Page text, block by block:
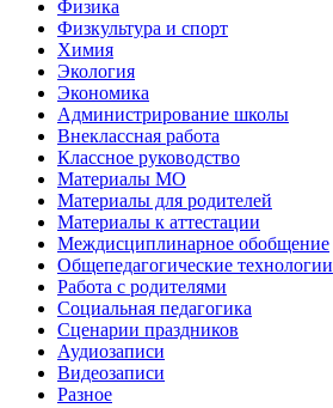
Физика
Физкультура и спорт
Химия
Экология
Экономика
Администрирование школы
Внеклассная работа
Классное руководство
Материалы МО
Материалы для родителей
Материалы к аттестации
Междисциплинарное обобщение
Общепедагогические технологии
Работа с родителями
Социальная педагогика
Сценарии праздников
Аудиозаписи
Видеозаписи
Разное